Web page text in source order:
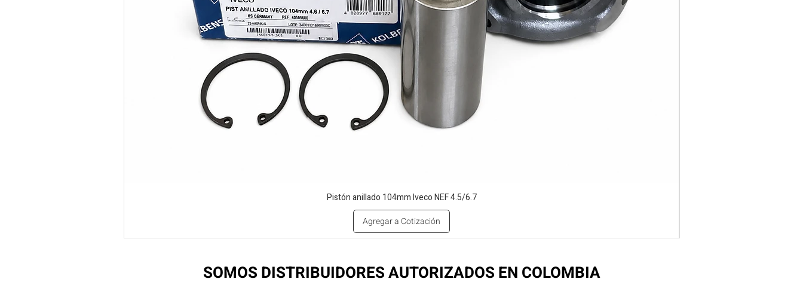
Pistón anillado 104mm Iveco NEF 4.5/6.7
Agregar a Cotización
SOMOS DISTRIBUIDORES AUTORIZADOS EN COLOMBIA